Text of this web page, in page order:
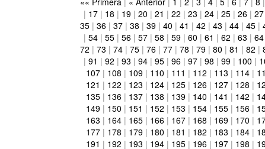
| 17| 18 | 19| 20 | 21 | 22 | 23 | 24| 25| 26| 27
35| 36| 37| 38 | 39| 40 | 41 | 42 | 43 | 44| 45|
| 54| 55| 56| 57| 58 | 59| 60 | 61 | 62 | 63 | 64
72 | 73 | 74| 75| 76| 77| 78 | 79| 80 | 81 | 82 |
| 91 | 92 | 93 | 94| 95| 96| 97| 98 | 99| 100 |
107| 108 | 109| 110 | 111 | 112 | 113 | 114|
121 | 122 | 123 | 124| 125| 126| 127| 128 |
135| 136| 137| 138 | 139| 140 | 141 | 142 |
149| 150 | 151 | 152 | 153 | 154| 155| 156|
163 | 164| 165| 166| 167| 168 | 169| 170 |
177| 178 | 179| 180 | 181 | 182 | 183 | 184|
191 | 192 | 193 | 194| 195| 196| 197| 198 |